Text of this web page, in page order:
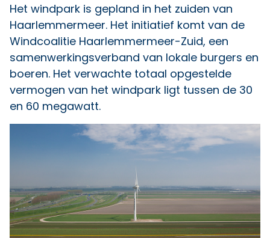
Het windpark is gepland in het zuiden van
Haarlemmermeer. Het initiatief komt van de
Windcoalitie Haarlemmermeer-Zuid, een
samenwerkingsverband van lokale burgers en
boeren. Het verwachte totaal opgestelde
vermogen van het windpark ligt tussen de 30
en 60 megawatt.